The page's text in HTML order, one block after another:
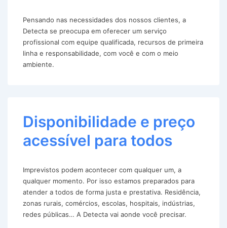
Pensando nas necessidades dos nossos clientes, a
Detecta se preocupa em oferecer um serviço
profissional com equipe qualificada, recursos de primeira
linha e responsabilidade, com você e com o meio
ambiente.
Disponibilidade e preço
acessível para todos
Imprevistos podem acontecer com qualquer um, a
qualquer momento. Por isso estamos preparados para
atender a todos de forma justa e prestativa. Residência,
zonas rurais, comércios, escolas, hospitais, indústrias,
redes públicas… A Detecta vai aonde você precisar.